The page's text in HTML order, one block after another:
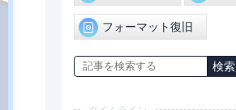
フォーマット復旧